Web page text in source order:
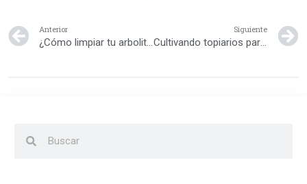
Anterior
¿Cómo limpiar tu arbolito de navidad?
Siguiente
Cultivando topiarios para ambientar el hogar